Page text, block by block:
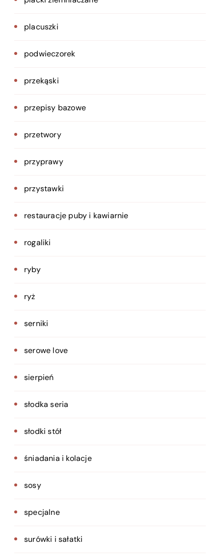
placuszki
podwieczorek
przekąski
przepisy bazowe
przetwory
przyprawy
przystawki
restauracje puby i kawiarnie
rogaliki
ryby
ryż
serniki
serowe love
sierpień
słodka seria
słodki stół
śniadania i kolacje
sosy
specjalne
surówki i sałatki